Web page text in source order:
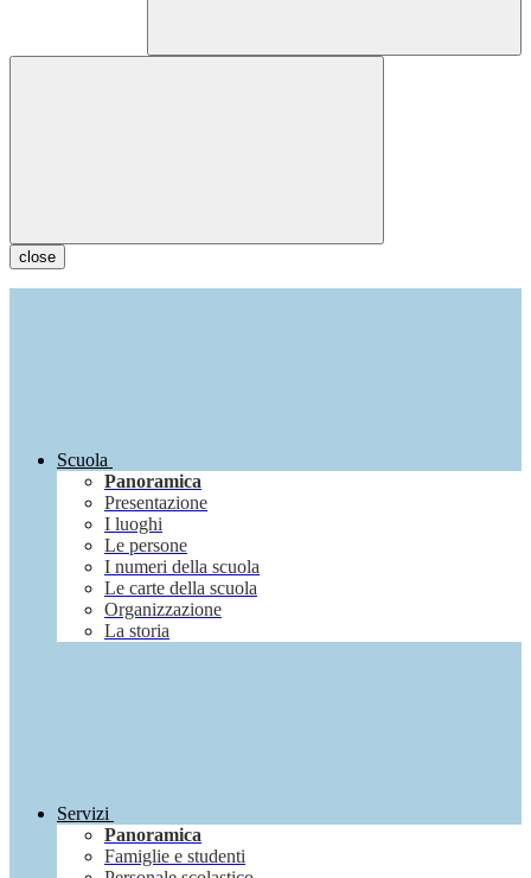
close
Scuola
Panoramica
Presentazione
I luoghi
Le persone
I numeri della scuola
Le carte della scuola
Organizzazione
La storia
Servizi
Panoramica
Famiglie e studenti